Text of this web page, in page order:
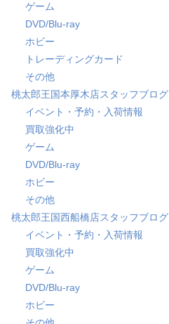
ゲーム
DVD/Blu-ray
ホビー
トレーディングカード
その他
桃太郎王国本厚木店スタッフブログ
イベント・予約・入荷情報
買取強化中
ゲーム
DVD/Blu-ray
ホビー
その他
桃太郎王国西船橋店スタッフブログ
イベント・予約・入荷情報
買取強化中
ゲーム
DVD/Blu-ray
ホビー